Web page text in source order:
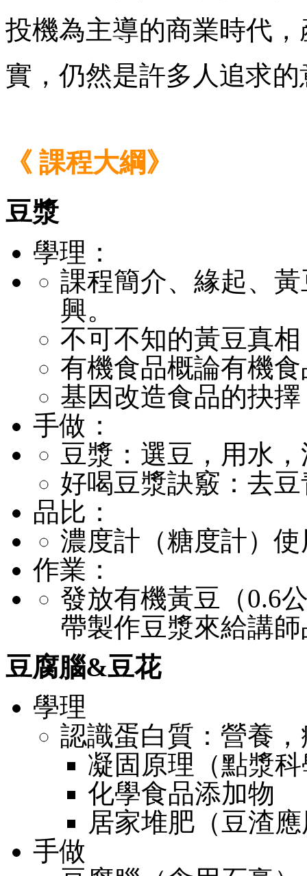
投機為主導的商業時代
實，仍然是許多人追求
《 課程大綱》
豆漿
學理：
課程簡介、緣起、
興。
不可不知的黃豆真
有機食品概論有機
基因改造食品的抉擇
手做：
豆漿：選豆，用水
好喝豆漿訣竅：去
品比：
濃度計（糖度計）
作業：
發放有機黃豆（0.6
帶製作豆漿來給講
豆腐腦&豆花
學理
認識蛋白質：營養
凝固原理（點漿
化學食品添加物
居家堆肥（豆渣
手做